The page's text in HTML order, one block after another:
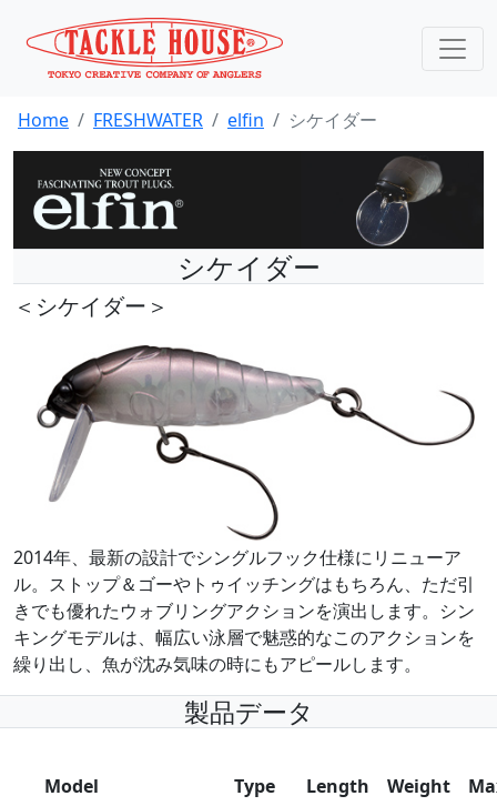
Home FRESHWATER elfin シケイダー
シケイダー
＜シケイダー＞
2014年、最新の設計でシングルフック仕様にリニューア
ル。ストップ＆ゴーやトゥイッチングはもちろん、ただ引
きでも優れたウォブリングアクションを演出します。シン
キングモデルは、幅広い泳層で魅惑的なこのアクションを
繰り出し、魚が沈み気味の時にもアピールします。
製品データ
Model Type Length Weight